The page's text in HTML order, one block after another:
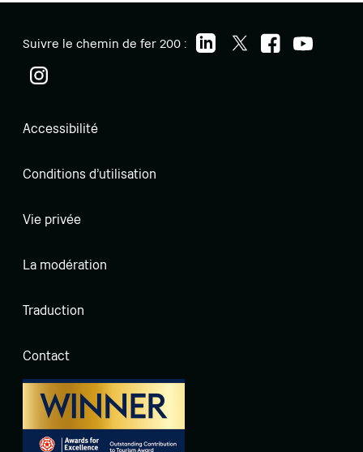
Suivre le chemin de fer 200 :
Accessibilité
Conditions d'utilisation
Vie privée
La modération
Traduction
Contact